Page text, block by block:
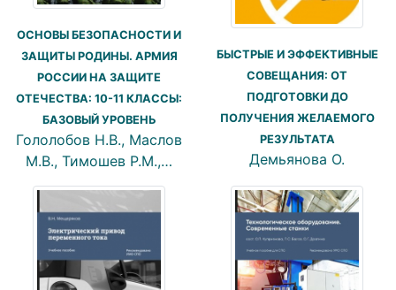
ОСНОВЫ БЕЗОПАСНОСТИ И
ЗАЩИТЫ РОДИНЫ. АРМИЯ
РОССИИ НА ЗАЩИТЕ
ОТЕЧЕСТВА: 10-11 КЛАССЫ:
БАЗОВЫЙ УРОВЕНЬ
Гололобов Н.В., Маслов
М.В., Тимошев Р.М.,…
БЫСТРЫЕ И ЭФФЕКТИВНЫЕ
СОВЕЩАНИЯ: ОТ
ПОДГОТОВКИ ДО
ПОЛУЧЕНИЯ ЖЕЛАЕМОГО
РЕЗУЛЬТАТА
Демьянова О.